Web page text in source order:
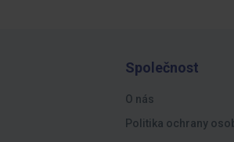
Společnost
O nás
Politika ochrany